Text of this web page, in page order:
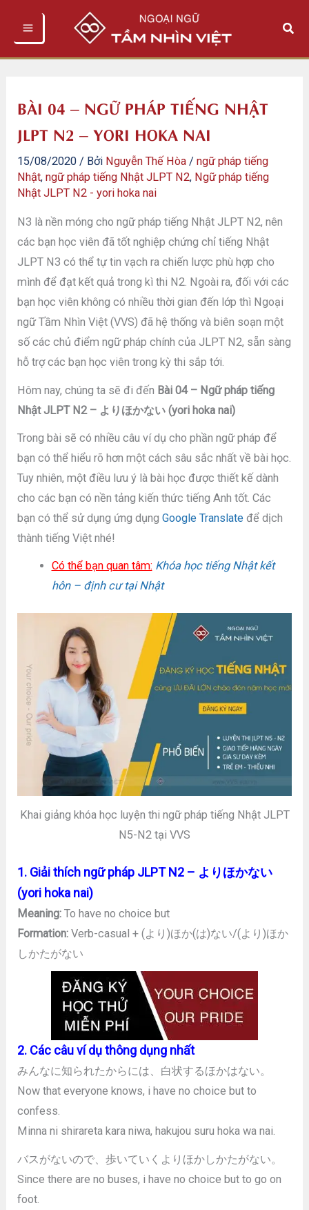
Tìm
BÀI 04 – NGỮ PHÁP TIẾNG NHẬT
JLPT N2 – YORI HOKA NAI
15/08/2020 / Bởi Nguyễn Thế Hòa /ngữ pháp tiếng
Nhật,ngữ pháp tiếng Nhật JLPT N2, Ngữ pháp tiếng
Nhật JLPT N2 - yori hoka nai
N3 là nền móng cho ngữ pháp tiếng Nhật JLPT N2, nên
các bạn học viên đã tốt nghiệp chứng chỉ tiếng Nhật
JLPT N3 có thể tự tin vạch ra chiến lược phù hợp cho
mình để đạt kết quả trong kì thi N2. Ngoài ra, đối với các
bạn học viên không có nhiều thời gian đến lớp thì Ngoại
ngữ Tầm Nhìn Việt (VVS) đã hệ thống và biên soạn một
số các chủ điểm ngữ pháp chính của JLPT N2, sẵn sàng
hỗ trợ các bạn học viên trong kỳ thi sắp tới.
Hôm nay, chúng ta sẽ đi đến Bài 04 – Ngữ pháp tiếng
Nhật JLPT N2 – よりほかない (yori hoka nai)
Trong bài sẽ có nhiều câu ví dụ cho phần ngữ pháp để
bạn có thể hiểu rõ hơn một cách sâu sắc nhất về bài học.
Tuy nhiên, một điều lưu ý là bài học được thiết kế dành
cho các bạn có nền tảng kiến thức tiếng Anh tốt. Các
bạn có thể sử dụng ứng dụngGoogle Translate để dịch
thành tiếng Việt nhé!
Có thể bạn quan tâm: Khóa học tiếng Nhật kết
hôn – định cư tại Nhật
Khai giảng khóa học luyện thi ngữ pháp tiếng Nhật JLPT
N5-N2 tại VVS
1. Giải thích ngữ pháp JLPT N2 – よりほかない
(yori hoka nai)
Meaning: To have no choice but
Formation: Verb-casual + (より)ほか(は)ない/(より)ほか
しかたがない
2. Các câu ví dụ thông dụng nhất
みんなに知られたからには、白状するほかはない。
Now that everyone knows, i have no choice but to
confess.
Minna ni shirareta kara niwa, hakujou suru hoka wa nai.
バスがないので、歩いていくよりほかしかたがない。
Since there are no buses, i have no choice but to go on
foot.